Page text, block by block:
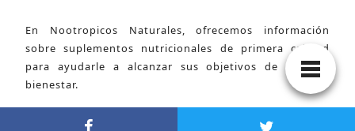
En Nootropicos Naturales, ofrecemos información
sobre suplementos nutricionales de primera calidad
para ayudarle a alcanzar sus objetivos de salud y
bienestar.